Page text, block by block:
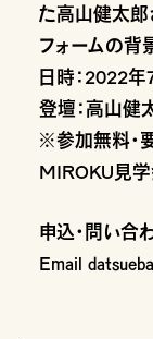
た高山健太郎
フォームの背
日時：2022年
登壇：高山健
※参加無料・
MIROKU見学
申込・問い合
Email